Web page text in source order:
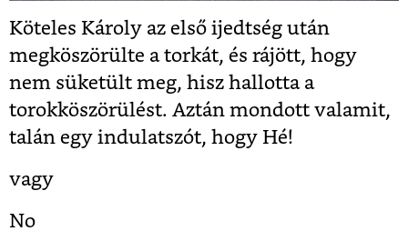
Köteles Károly az első ijedtség után
megköszörülte a torkát, és rájött, hogy
nem süketült meg, hisz hallotta a
torokköszörülést. Aztán mondott valamit,
talán egy indulatszót, hogy Hé!
vagy
No